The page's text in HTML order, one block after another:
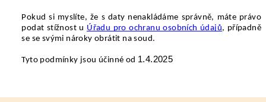
Pokud si myslíte, že s daty nenakládáme správně, máte právo
podat stížnost u Úřadu pro ochranu osobních údajů, případně
se se svými nároky obrátit na soud.
Tyto podmínky jsou účinné od 1.4.2025